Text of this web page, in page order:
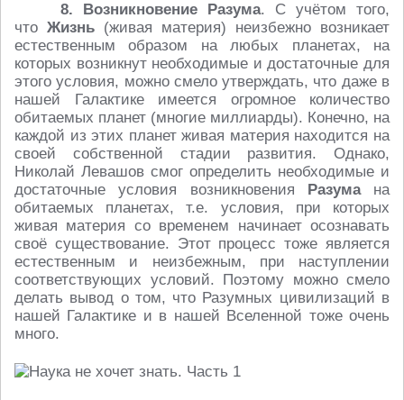
8. Возникновение Разума. С учётом того,
что Жизнь (живая материя) неизбежно возникает
естественным образом на любых планетах, на
которых возникнут необходимые и достаточные для
этого условия, можно смело утверждать, что даже в
нашей Галактике имеется огромное количество
обитаемых планет (многие миллиарды). Конечно, на
каждой из этих планет живая материя находится на
своей собственной стадии развития. Однако,
Николай Левашов смог определить необходимые и
достаточные условия возникновения
Разумана
обитаемых планетах, т.е. условия, при которых
живая материя со временем начинает осознавать
своё существование. Этот процесс тоже является
естественным и неизбежным, при наступлении
соответствующих условий. Поэтому можно смело
делать вывод о том, что Разумных цивилизаций в
нашей Галактике и в нашей Вселенной тоже очень
много.